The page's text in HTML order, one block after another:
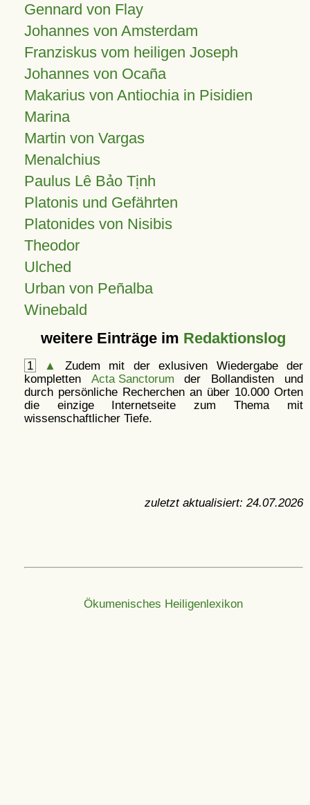
Gennard von Flay
Johannes von Amsterdam
Franziskus vom heiligen Joseph
Johannes von Ocaña
Makarius von Antiochia in Pisidien
Marina
Martin von Vargas
Menalchius
Paulus Lê Bảo Tịnh
Platonis und Gefährten
Platonides von Nisibis
Theodor
Ulched
Urban von Peñalba
Winebald
weitere Einträge im Redaktionslog
1 ▲
Zudem mit der exlusiven Wiedergabe der
kompletten Acta Sanctorum der Bollandisten und
durch persönliche Recherchen an über 10.000 Orten
die einzige Internetseite zum Thema mit
wissenschaftlicher Tiefe.
zuletzt aktualisiert: 24.07.2026
Ökumenisches Heiligenlexikon